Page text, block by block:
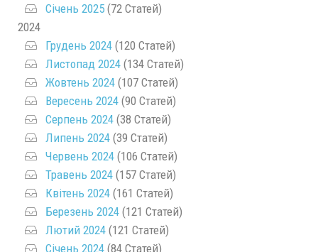
Січень 2025 (72 Статей)
2024
Грудень 2024 (120 Статей)
Листопад 2024 (134 Статей)
Жовтень 2024 (107 Статей)
Вересень 2024 (90 Статей)
Серпень 2024 (38 Статей)
Липень 2024 (39 Статей)
Червень 2024 (106 Статей)
Травень 2024 (157 Статей)
Квітень 2024 (161 Статей)
Березень 2024 (121 Статей)
Лютий 2024 (121 Статей)
Січень 2024 (84 Статей)